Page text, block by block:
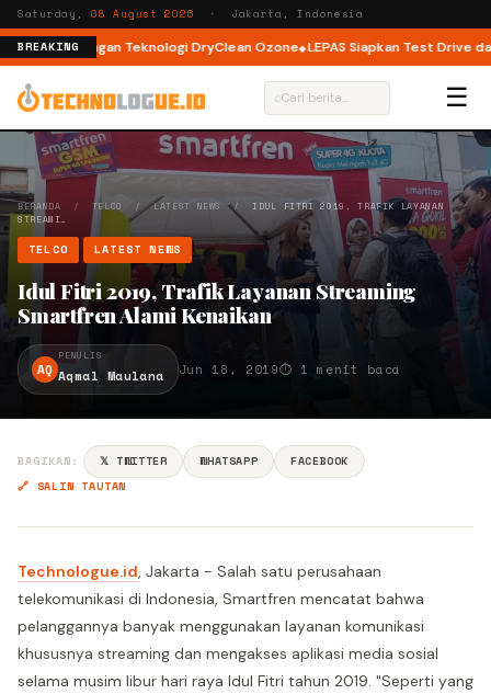
Saturday,08 August 2026 · Jakarta, Indonesia
BREAKING
Load dengan Teknologi DryClean Ozone LEPAS Siapkan Test Drive dan
⌕ ☰
BERANDA / TELCO /LATEST NEWS / IDUL FITRI 2019, TRAFIK LAYANAN
STREAMI…
TELCO LATEST NEWS
Idul Fitri 2019, Trafik Layanan Streaming
Smartfren Alami Kenaikan
AQ
PENULIS
Aqmal Maulana Jun 18, 2019⏱ 1 menit baca
BAGIKAN: 𝕏 TWITTER WHATSAPP
FACEBOOK
🔗 SALIN TAUTAN
Technologue.id, Jakarta - Salah satu perusahaan
telekomunikasi di Indonesia, Smartfren mencatat bahwa
pelanggannya banyak menggunakan layanan komunikasi
khususnya streaming dan mengakses aplikasi media sosial
selama musim libur hari raya Idul Fitri tahun 2019. "Seperti yang